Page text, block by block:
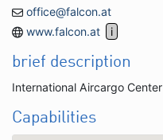
office@falcon.at
www.falcon.at
brief description
International Aircargo Center
Capabilities